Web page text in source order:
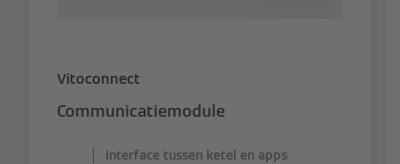
Vitoconnect
Communicatiemodule
Interface tussen ketel en apps